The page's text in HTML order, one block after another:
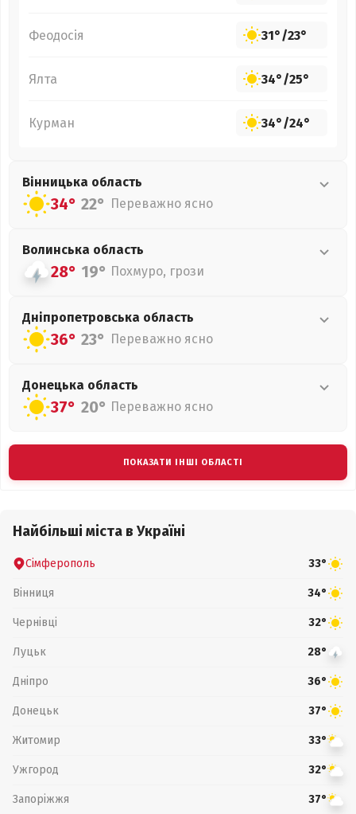
Феодосія 31°/23°
Ялта 34°/25°
Курман 34°/24°
Вінницька область
34° 22° Переважно ясно
Волинська область
28° 19° Похмуро, грози
Дніпропетровська область
36° 23° Переважно ясно
Донецька область
37° 20° Переважно ясно
ПОКАЗАТИ ІНШІ ОБЛАСТІ
Найбільші міста в Україні
Сімферополь 33°
Вінниця 34°
Чернівці 32°
Луцьк 28°
Дніпро 36°
Донецьк 37°
Житомир 33°
Ужгород 32°
Запоріжжя 37°